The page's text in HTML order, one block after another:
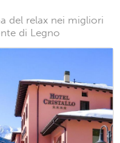
del relax nei migliori
di Legno